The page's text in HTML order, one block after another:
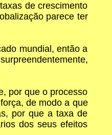
de crescimento
parece ter
mundial, então a
por que o processo
de modo a que
por que a taxa de
dos seus efeitos